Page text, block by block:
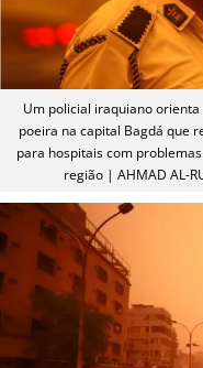
Um policial iraquiano
poeira na capital Bagdá que
para hospitais com
região | AHMAD AL-